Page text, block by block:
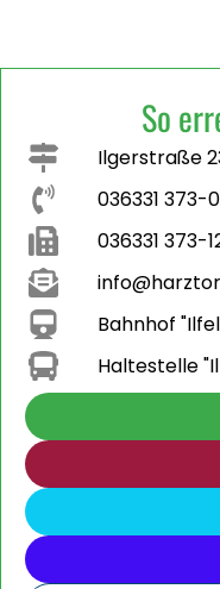
So
Ilgerstraße
036331 373-0
036331 373-
Bahnhof
Haltestelle